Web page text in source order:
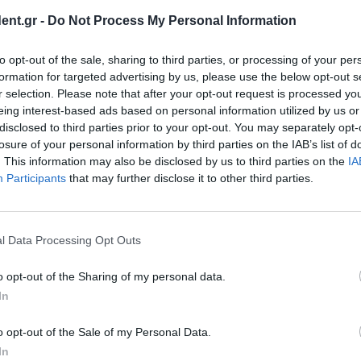
- Do Not Process My Personal Information
opt-out of the sale, sharing to third parties, or processing of your
for targeted advertising by us, please use the below opt-out
selection. Please note that after your opt-out request is processed
interest-based ads based on personal information utilized by us
to third parties prior to your opt-out. You may separately
of your personal information by third parties on the IAB’s list of
This information may also be disclosed by us to third parties on the
Participants that may further disclose it to other third parties.
Data Processing Opt Outs
opt-out of the Sharing of my personal data.
opt-out of the Sale of my Personal Data.
καφετέρια της
άρχισε να
Μαρία
τις πληροφορίες
σύμφωνα με
31χρονο
στο τροχόσπιτο
φυτών ο
8
με
8
8